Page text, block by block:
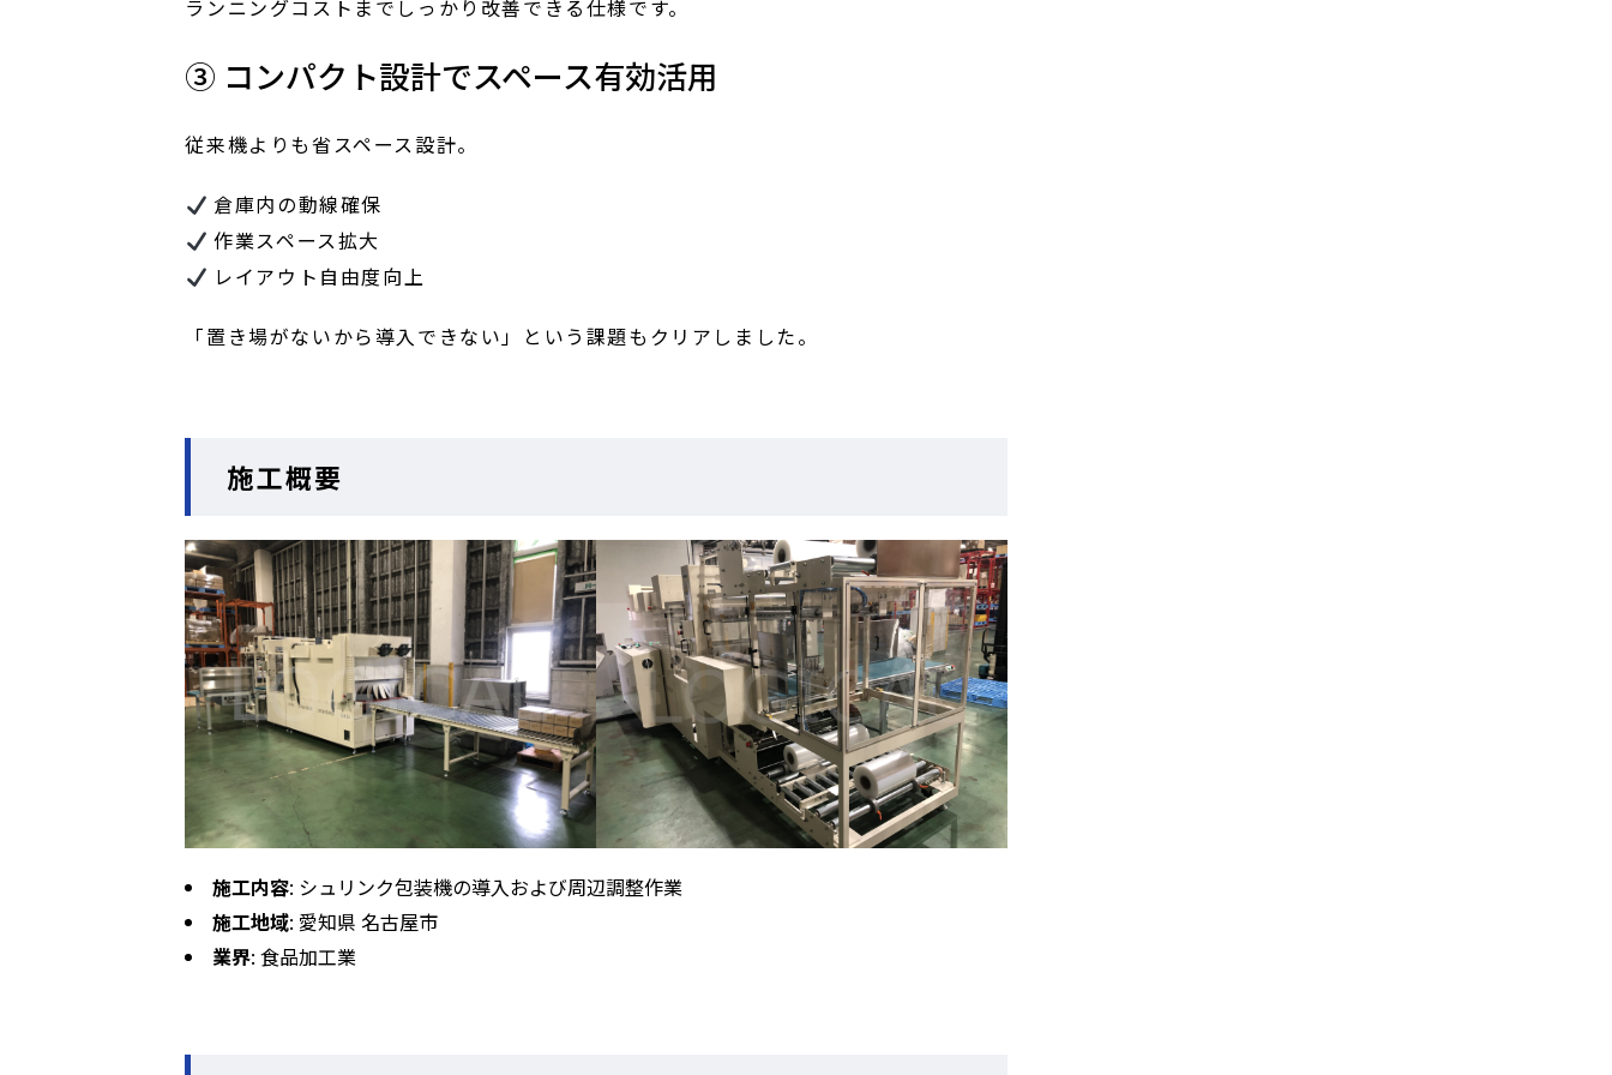
ランニングコストまでしっかり改善できる仕様です。
③ コンパクト設計でスペース有効活用
従来機よりも省スペース設計。
倉庫内の動線確保
作業スペース拡大
レイアウト自由度向上
「置き場がないから導入できない」という課題もクリアしました。
施工概要
施工内容: シュリンク包装機の導入および周辺調整作業
施工地域: 愛知県 名古屋市
業界: 食品加工業